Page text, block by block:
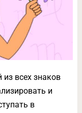
всех знаков
и
в